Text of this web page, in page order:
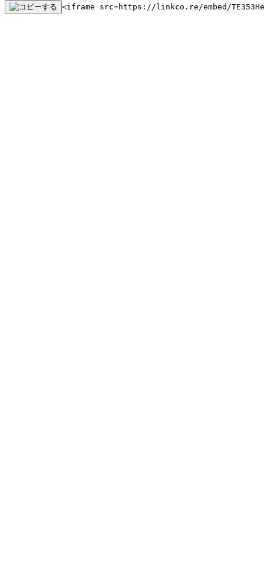
<iframe src=https://linkco.re/embed/